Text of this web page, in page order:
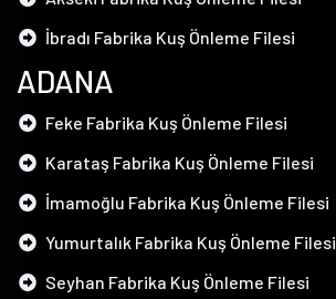
İbradı Fabrika Kuş Önleme Filesi
ADANA
Feke Fabrika Kuş Önleme Filesi
Karataş Fabrika Kuş Önleme Filesi
İmamoğlu Fabrika Kuş Önleme Filesi
Yumurtalık Fabrika Kuş Önleme Filesi
Seyhan Fabrika Kuş Önleme Filesi